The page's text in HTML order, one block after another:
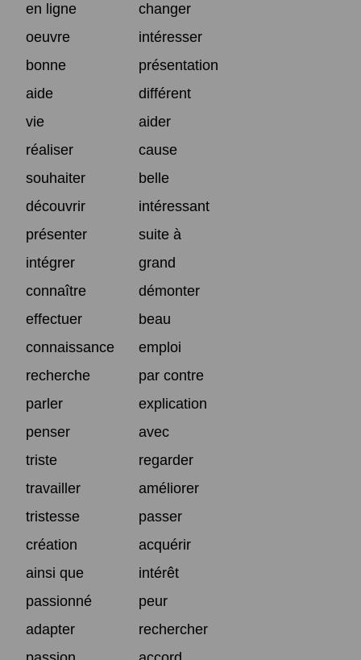
en ligne
changer
oeuvre
intéresser
bonne
présentation
aide
différent
vie
aider
réaliser
cause
souhaiter
belle
découvrir
intéressant
présenter
suite à
intégrer
grand
connaître
démonter
effectuer
beau
connaissance
emploi
recherche
par contre
parler
explication
penser
avec
triste
regarder
travailler
améliorer
tristesse
passer
création
acquérir
ainsi que
intérêt
passionné
peur
adapter
rechercher